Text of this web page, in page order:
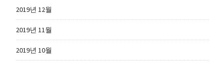
2019년 12월
2019년 11월
2019년 10월